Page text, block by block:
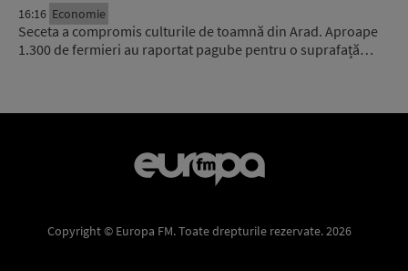
16:16 Economie
Seceta a compromis culturile de toamnă din Arad. Aproape
1.300 de fermieri au raportat pagube pentru o suprafață…
Copyright © Europa FM. Toate drepturile rezervate. 2026